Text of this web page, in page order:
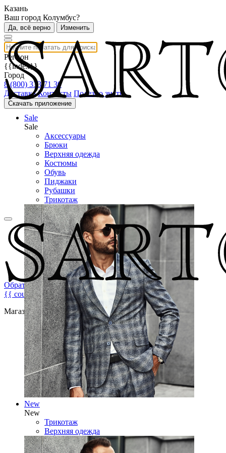
Казань
Ваш город Колумбус?
Да, всё верно Изменить
Регион
{{index}}
Город
8 (800) 333 71 30
Доставка Контакты Полезно знать
Скачать приложение
Обратная связь
{{ count }}
Магазин брендовой мужской одежды
Sale
Sale
Аксессуары
Брюки
Верхняя одежда
Костюмы
Обувь
Пиджаки
Рубашки
Трикотаж
New
New
Трикотаж
Верхняя одежда